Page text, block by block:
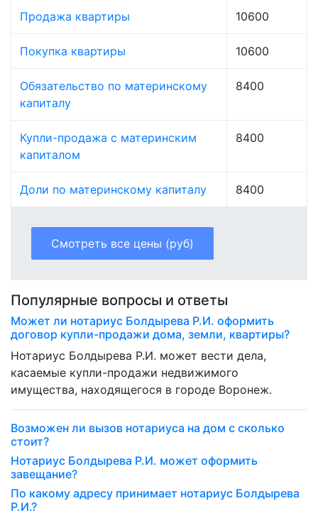
Продажа квартиры 10600
Покупка квартиры 10600
Обязательство по материнскому
капиталу
8400
Купли-продажа с материнским
капиталом
8400
Доли по материнскому капиталу 8400
Смотреть все цены (руб)
Популярные вопросы и ответы
Может ли нотариус Болдырева Р.И. оформить
договор купли-продажи дома, земли, квартиры?
Нотариус Болдырева Р.И. может вести дела,
касаемые купли-продажи недвижимого
имущества, находящегося в городе Воронеж.
Возможен ли вызов нотариуса на дом с сколько
стоит?
Нотариус Болдырева Р.И. может оформить
завещание?
По какому адресу принимает нотариус Болдырева
Р.И.?